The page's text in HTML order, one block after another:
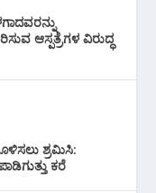
ಆಸ್ಪತ್ರೆಗಳ ವಿರುದ್ಧ
ಶ್ರಮಿಸಿ:
ಕರೆ